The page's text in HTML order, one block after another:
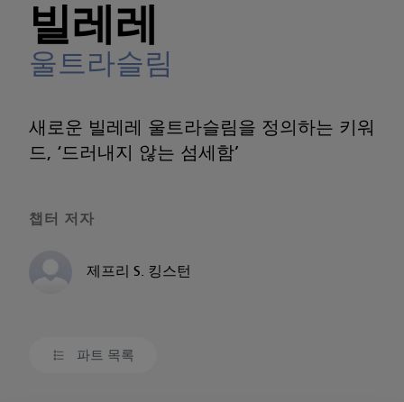
빌레레
울트라슬림
새로운 빌레레 울트라슬림을 정의하는 키워
드, ‘드러내지 않는 섬세함’
챕터 저자
제프리 S. 킹스턴
파트 목록